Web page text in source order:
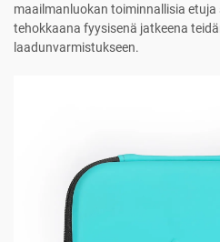
maailmanluokan toiminnallisia etuja
tehokkaana fyysisenä jatkeena
laadunvarmistukseen.